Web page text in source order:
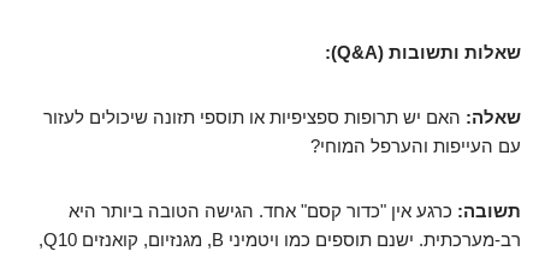
שאלות ותשובות (Q&A):
שאלה: האם יש תרופות ספציפיות או תוספי תזונה שיכולים לעזור
עם העייפות והערפל המוחי?
תשובה: כרגע אין "כדור קסם" אחד. הגישה הטובה ביותר היא
רב-מערכתית. ישנם תוספים כמו ויטמיני B, מגנזיום, קואנזים Q10,